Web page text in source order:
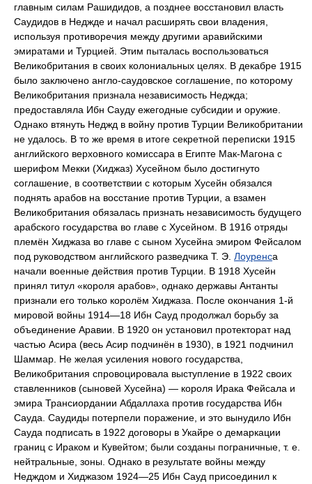
главным силам Рашидидов, а позднее восстановил власть
Саудидов в Неджде и начал расширять свои владения,
используя противоречия между другими аравийскими
эмиратами и Турцией. Этим пыталась воспользоваться
Великобритания в своих колониальных целях. В декабре 1915
было заключено англо-саудовское соглашение, по которому
Великобритания признала независимость Неджда;
предоставляла Ибн Сауду ежегодные субсидии и оружие.
Однако втянуть Неджд в войну против Турции Великобритании
не удалось. В то же время в итоге секретной переписки 1915
английского верховного комиссара в Египте Мак-Магона с
шерифом Мекки (Хиджаз) Хусейном было достигнуто
соглашение, в соответствии с которым Хусейн обязался
поднять арабов на восстание против Турции, а взамен
Великобритания обязалась признать независимость будущего
арабского государства во главе с Хусейном. В 1916 отряды
племён Хиджаза во главе с сыном Хусейна эмиром Фейсалом
под руководством английского разведчика Т. Э. Лоуренса
начали военные действия против Турции. В 1918 Хусейн
принял титул «короля арабов», однако державы Антанты
признали его только королём Хиджаза. После окончания 1-й
мировой войны 1914—18 Ибн Сауд продолжал борьбу за
объединение Аравии. В 1920 он установил протекторат над
частью Асира (весь Асир подчинён в 1930), в 1921 подчинил
Шаммар. Не желая усиления нового государства,
Великобритания спровоцировала выступление в 1922 своих
ставленников (сыновей Хусейна) — короля Ирака Фейсала и
эмира Трансиордании Абдаллаха против государства Ибн
Сауда. Саудиды потерпели поражение, и это вынудило Ибн
Сауда подписать в 1922 договоры в Укайре о демаркации
границ с Ираком и Кувейтом; были созданы пограничные, т. е.
нейтральные, зоны. Однако в результате войны между
Недждом и Хиджазом 1924—25 Ибн Сауд присоединил к